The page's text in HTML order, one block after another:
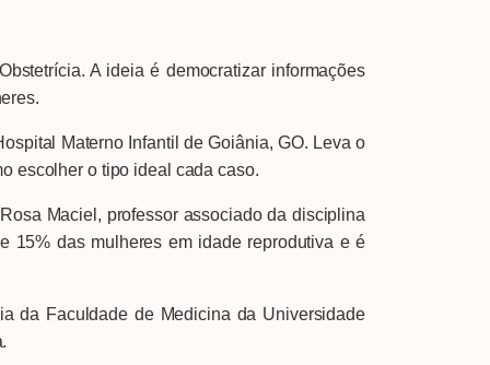
A ideia é democratizar informações
Materno Infantil de Goiânia, GO. Leva o
escolher o tipo ideal cada caso.
Maciel, professor associado da disciplina
15% das mulheres em idade reprodutiva e é
da Faculdade de Medicina da Universidade